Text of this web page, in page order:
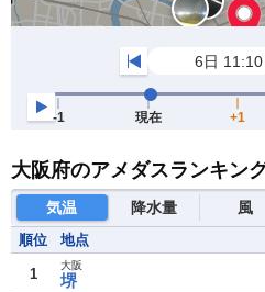
大阪府のアメダスランキン
気温 降水量 風
順位 地点
1 堺
大阪